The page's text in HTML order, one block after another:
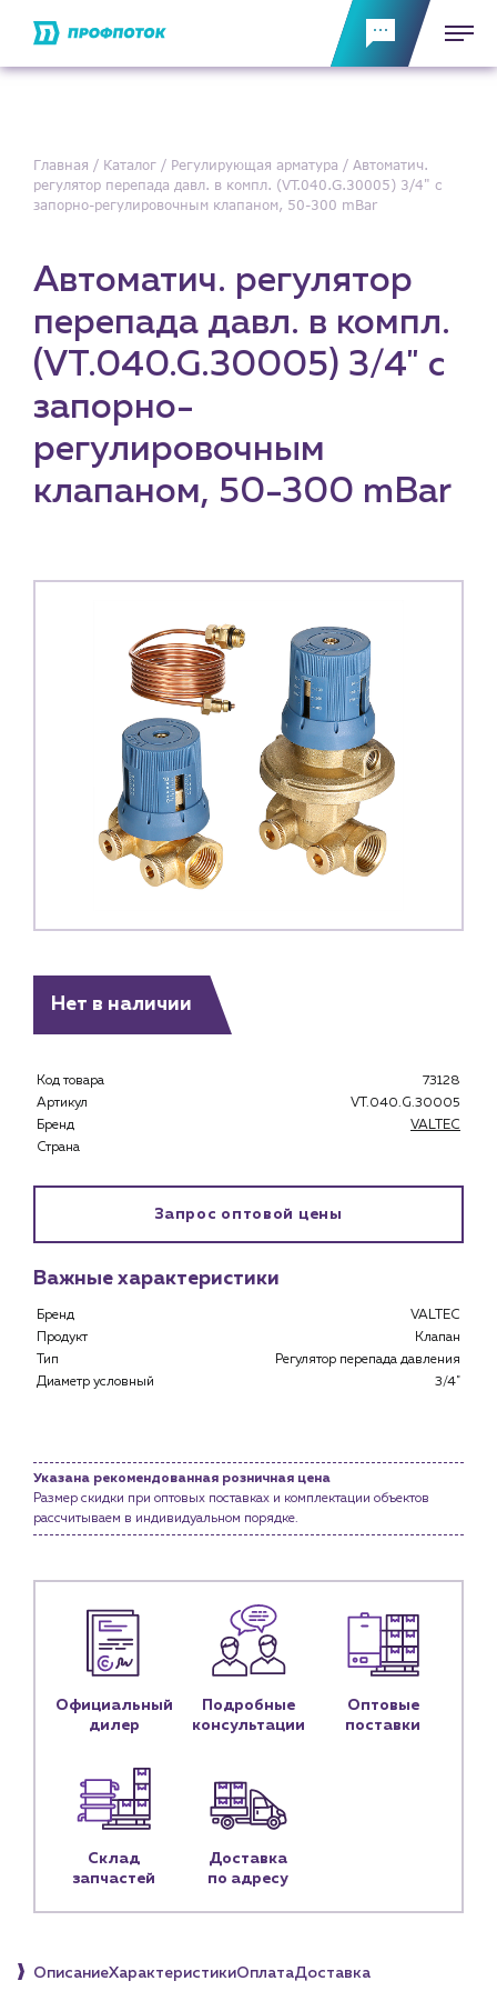
Портфолио
Блог
Личный кабинет
Наши партнёры
Чат-бот
+7 (918) 070-19-79
Пн – пт: 9:00 – 18:00
sales@profpotok.ru
г. Краснодар, ул. Российская, 63
Главная Каталог Регулирующая арматура
Автоматич.
регулятор перепада давл. в компл. (VT.040.G.30005) 3/4" с
запорно-регулировочным клапаном, 50-300 mBar
Автоматич. регулятор
перепада давл. в компл.
(VT.040.G.30005) 3/4" с
запорно-
регулировочным
клапаном, 50-300 mBar
Нет в наличии
Код товара
73128
Артикул
VT.040.G.30005
Бренд
VALTEC
Страна
Запрос оптовой цены
Важные характеристики
Бренд
VALTEC
Продукт
Клапан
Тип
Регулятор перепада давления
Диаметр условный
3/4"
Указана рекомендованная розничная цена
Размер скидки при оптовых поставках и комплектации объектов
рассчитываем в индивидуальном порядке.
Официальный
дилер
Подробные
консультации
Оптовые
поставки
Склад
запчастей
Доставка
по адресу
ОписаниеХарактеристикиОплатаДоставка